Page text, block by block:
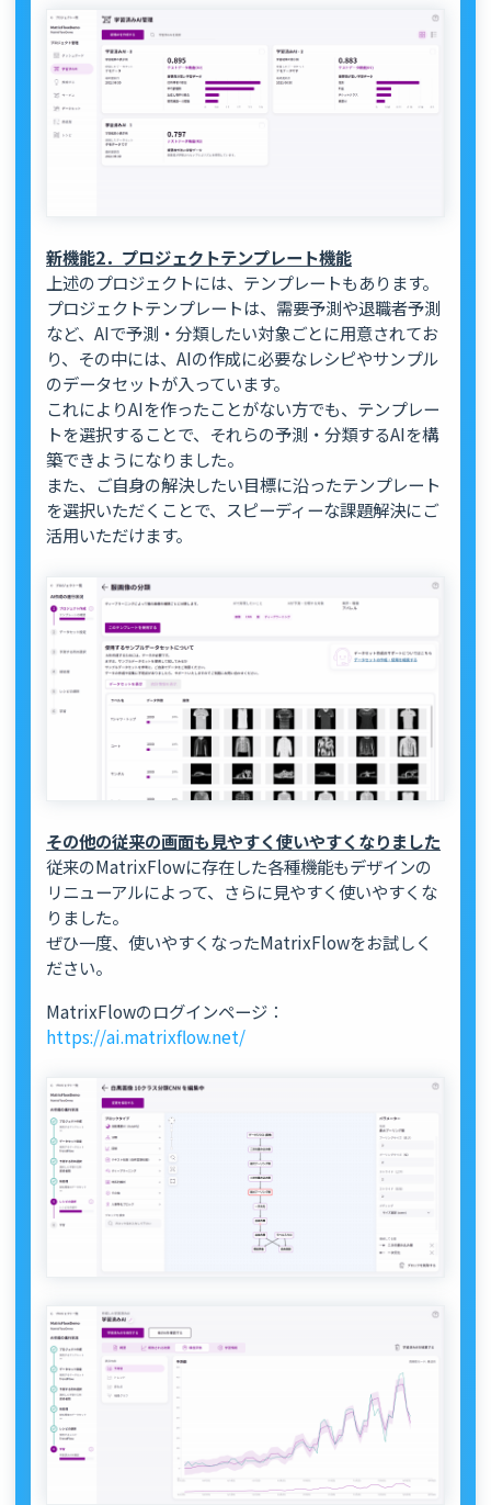
新機能2．プロジェクトテンプレート機能
上述のプロジェクトには、テンプレートもあります。
プロジェクトテンプレートは、需要予測や退職者予測
など、AIで予測・分類したい対象ごとに用意されてお
り、その中には、AIの作成に必要なレシピやサンプル
のデータセットが入っています。
これによりAIを作ったことがない方でも、テンプレー
トを選択することで、それらの予測・分類するAIを構
築できようになりました。
また、ご自身の解決したい目標に沿ったテンプレート
を選択いただくことで、スピーディーな課題解決にご
活用いただけます。
その他の従来の画面も見やすく使いやすくなりました
従来のMatrixFlowに存在した各種機能もデザインの
リニューアルによって、さらに見やすく使いやすくな
りました。
ぜひ一度、使いやすくなったMatrixFlowをお試しく
ださい。
MatrixFlowのログインページ：
https://ai.matrixflow.net/